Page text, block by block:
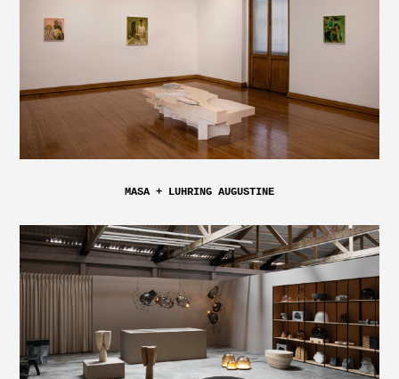
MASA + LUHRING AUGUSTINE